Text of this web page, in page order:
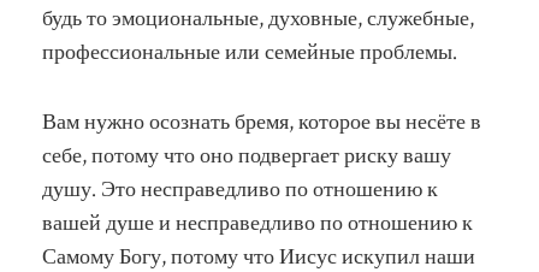
будь то эмоциональные, духовные, служебные,
профессиональные или семейные проблемы.
Вам нужно осознать бремя, которое вы несёте в
себе, потому что оно подвергает риску вашу
душу. Это несправедливо по отношению к
вашей душе и несправедливо по отношению к
Самому Богу, потому что Иисус искупил наши